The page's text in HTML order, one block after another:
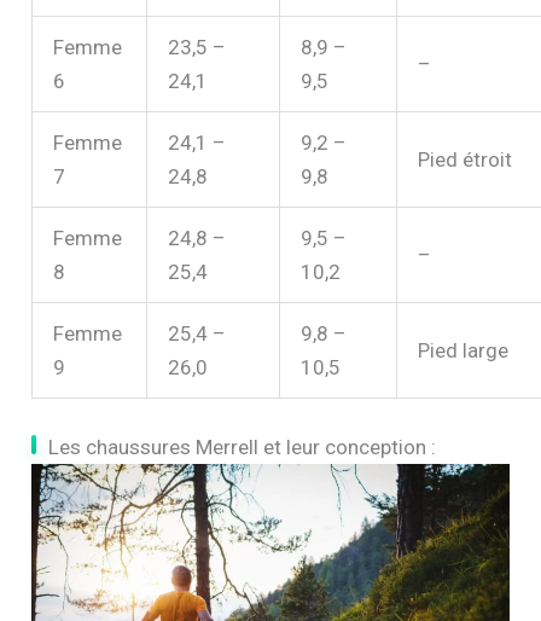
Femme
6
23,5 –
24,1
8,9 –
9,5
–
Femme
7
24,1 –
24,8
9,2 –
9,8
Pied étroit
Femme
8
24,8 –
25,4
9,5 –
10,2
–
Femme
9
25,4 –
26,0
9,8 –
10,5
Pied large
Les chaussures Merrell et leur conception :